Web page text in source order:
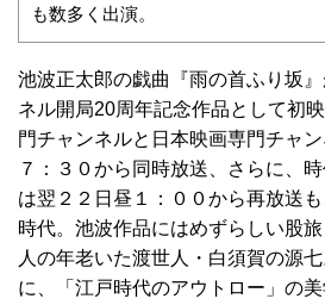
も数多く出演。
池波正太郎の戯曲『雨の首ふり坂
ネル開局20周年記念作品として初
門チャンネルと日本映画専門チャ
７：３０から同時放送、さらに、
は翌２２日昼１：００から再放送
時代。池波作品にはめずらしい股
人の年老いた渡世人・白須賀の源
に、「江戸時代のアウトロー」の